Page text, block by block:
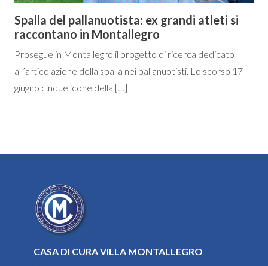
Spalla del pallanuotista: ex grandi atleti si
raccontano in Montallegro
Prosegue in Montallegro il progetto di ricerca dedicato
all’articolazione della spalla nei pallanuotisti. Lo scorso 17
giugno cinque icone della […]
CASA DI CURA VILLA MONTALLEGRO